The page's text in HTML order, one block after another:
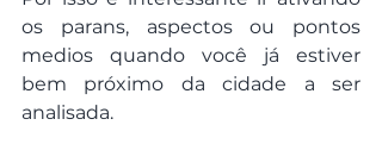
os parans, aspectos ou pontos
medios quando você já estiver
bem próximo da cidade a ser
analisada.